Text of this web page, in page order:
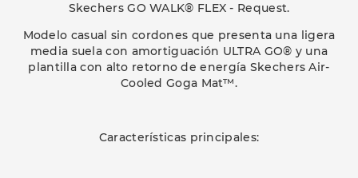
Skechers GO WALK® FLEX - Request.
Modelo casual sin cordones que presenta una ligera
media suela con amortiguación ULTRA GO® y una
plantilla con alto retorno de energía Skechers Air-
Cooled Goga Mat™.
Características principales: